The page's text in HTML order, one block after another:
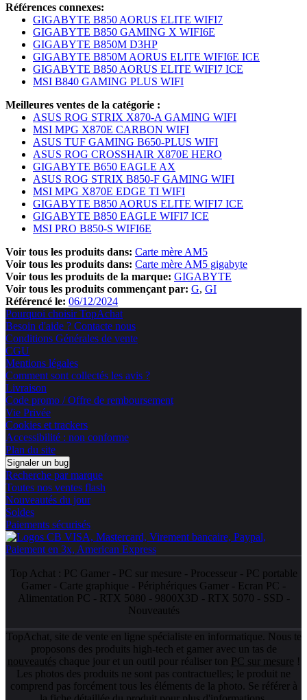
Références connexes:
GIGABYTE B850 AORUS ELITE WIFI7
GIGABYTE B850 GAMING X WIFI6E
GIGABYTE B850M D3HP
GIGABYTE B850M AORUS ELITE WIFI6E ICE
GIGABYTE B850 AORUS ELITE WIFI7 ICE
MSI B840 GAMING PLUS WIFI
Meilleures ventes de la catégorie :
ASUS ROG STRIX X870-A GAMING WIFI
MSI MPG X870E CARBON WIFI
ASUS TUF GAMING B650-PLUS WIFI
ASUS ROG CROSSHAIR X870E HERO
GIGABYTE B650 EAGLE AX
ASUS ROG STRIX B850-F GAMING WIFI
MSI MPG X870E EDGE TI WIFI
GIGABYTE B850 AORUS ELITE WIFI7 ICE
GIGABYTE B850 EAGLE WIFI7 ICE
MSI PRO B850-S WIFI6E
Voir tous les produits dans: Carte mère AM5
Voir tous les produits dans: Carte mère AM5 gigabyte
Voir tous les produits de la marque: GIGABYTE
Voir tous les produits commençant par: G GI
Référencé le: 06/12/2024
Pourquoi choisir TopAchat
Besoin d'aide ? Contacte nous
Conditions Générales de vente
CGU
Mentions légales
Comment sont collectés les avis ?
Livraison
Code promo / Offre de remboursement
Vie Privée
Cookies et trackers
Accessibilité : non conforme
Plan du site
Signaler un bug
Recherche par marque
Toutes nos ventes flash
Nouveautés du jour
Soldes
Paiements sécurisés
Top Achat : PC Gamer- PC sur mesure - Processeur- PC portable
Gamer - Carte graphique - Périphériques Gamer - Ecran PC -
Alimentation PC - RTX 5080 - 9800X3D - RTX 5070 - SSD -
Nouveautés
TopAchat, site de vente en ligne spécialiste en informatique. Nous te
proposons des produits high-tech et gamer avec un tas de
nouveautés chaque jour et un outil pour réaliser ton PC sur mesure !
Les photos des produits ne sont pas contractuelles; le produit ne
comprend pas forcément tous les éléments de la photo. Se référer à